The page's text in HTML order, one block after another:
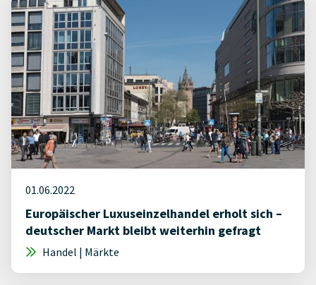
01.06.2022
Europäischer Luxuseinzelhandel erholt sich –
deutscher Markt bleibt weiterhin gefragt
Handel | Märkte